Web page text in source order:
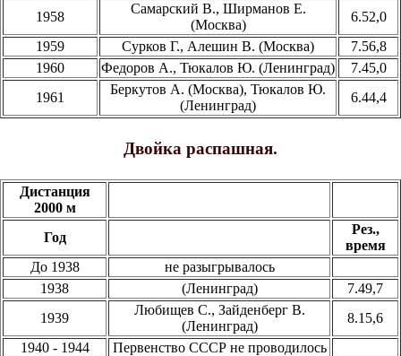
1958
Самарский В., Ширманов Е.
(Москва)
6.52,0
1959
Сурков Г., Алешин В. (Москва)
7.56,8
1960
Федоров А., Тюкалов Ю. (Ленинград)
7.45,0
1961
Беркутов А. (Москва), Тюкалов Ю.
(Ленинград)
6.44,4
Двойка распашная.
Дистанция
2000 м
Год
Рез.,
время
До 1938
не разыгрывалось
1938
(Ленинград)
7.49,7
1939
Любищев С., Зайденберг В.
(Ленинград)
8.15,6
1940 - 1944
Первенство СССР не проводилось